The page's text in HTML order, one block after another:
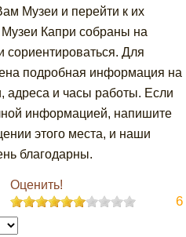
Музеи и перейти к их
Капри собраны на
сориентироваться. Для
подробная информация на
адреса и часы работы. Если
информацией, напишите
этого места, и наши
благодарны.
Оценить!
6